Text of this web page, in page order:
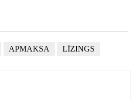
APMAKSA
LĪZINGS